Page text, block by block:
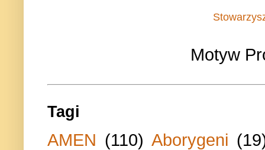
Motyw
Tagi
AMEN (110) Aborygeni